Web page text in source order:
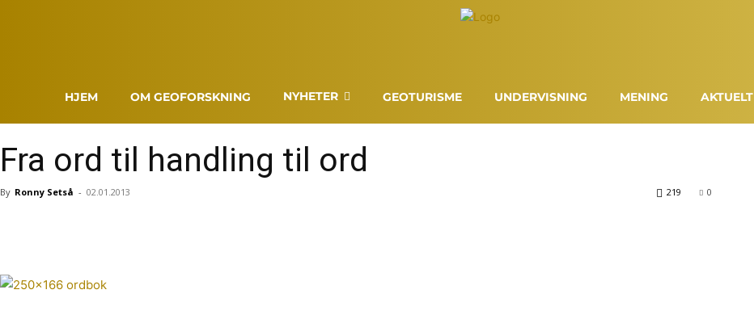
HJEM OM GEOFORSKNING NYHETER GEOTURISME UNDERVISNING MENING AKTUELT
Fra ord til handling til ord
By Ronny Setså - 02.01.2013 0
219